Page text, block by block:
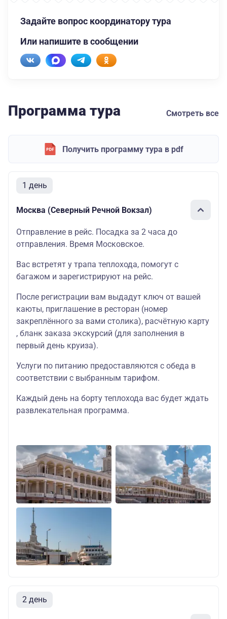
Задайте вопрос координатору тура
Или напишите в сообщении
Программа тура Смотреть все
Получить программу тура в pdf
1 день
Москва (Северный Речной Вокзал)
Отправление в рейс. Посадка за 2 часа до
отправления. Время Московское.
Вас встретят у трапа теплохода, помогут с
багажом и зарегистрируют на рейс.
После регистрации вам выдадут ключ от вашей
каюты, приглашение в ресторан (номер
закреплённого за вами столика), расчётную карту
, бланк заказа экскурсий (для заполнения в
первый день круиза).
Услуги по питанию предоставляются с обеда в
соответствии с выбранным тарифом.
Каждый день на борту теплохода вас будет ждать
развлекательная программа.
2 день